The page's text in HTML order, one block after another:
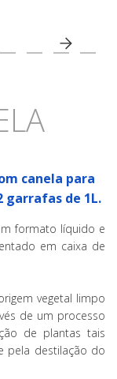
canela para
garrafas de 1L.
formato líquido e
em caixa de
vegetal limpo
de um processo
de plantas tais
pela destilação do